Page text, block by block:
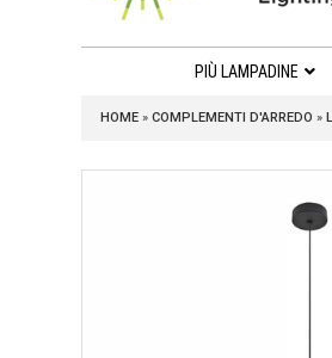
PIÙ LAMPADINE
HOME» COMPLEMENTI D'ARREDO »